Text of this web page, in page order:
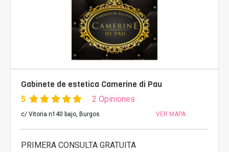
Gabinete de estetica Camerine di Pau
5 2 Opiniones
c/ Vitoria n140 bajo, Burgos VER MAPA
PRIMERA CONSULTA GRATUITA